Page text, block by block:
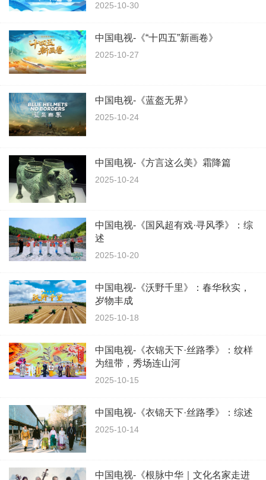
2025-10-30
中国电视-《“十四五”新画卷》
2025-10-27
中国电视-《蓝盔无界》
2025-10-24
中国电视-《方言这么美》霜降篇
2025-10-24
中国电视-《国风超有戏·寻风季》：综
述
2025-10-20
中国电视-《沃野千里》：春华秋实，
岁物丰成
2025-10-18
中国电视-《衣锦天下·丝路季》：纹样
为纽带，秀场连山河
2025-10-15
中国电视-《衣锦天下·丝路季》：综述
2025-10-14
中国电视-《根脉中华｜文化名家走进